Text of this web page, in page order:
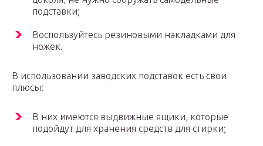
подставки;
Воспользуйтесь резиновыми накладками для
ножек.
В использовании заводских подставок есть свои
плюсы:
В них имеются выдвижные ящики, которые
подойдут для хранения средств для стирки;